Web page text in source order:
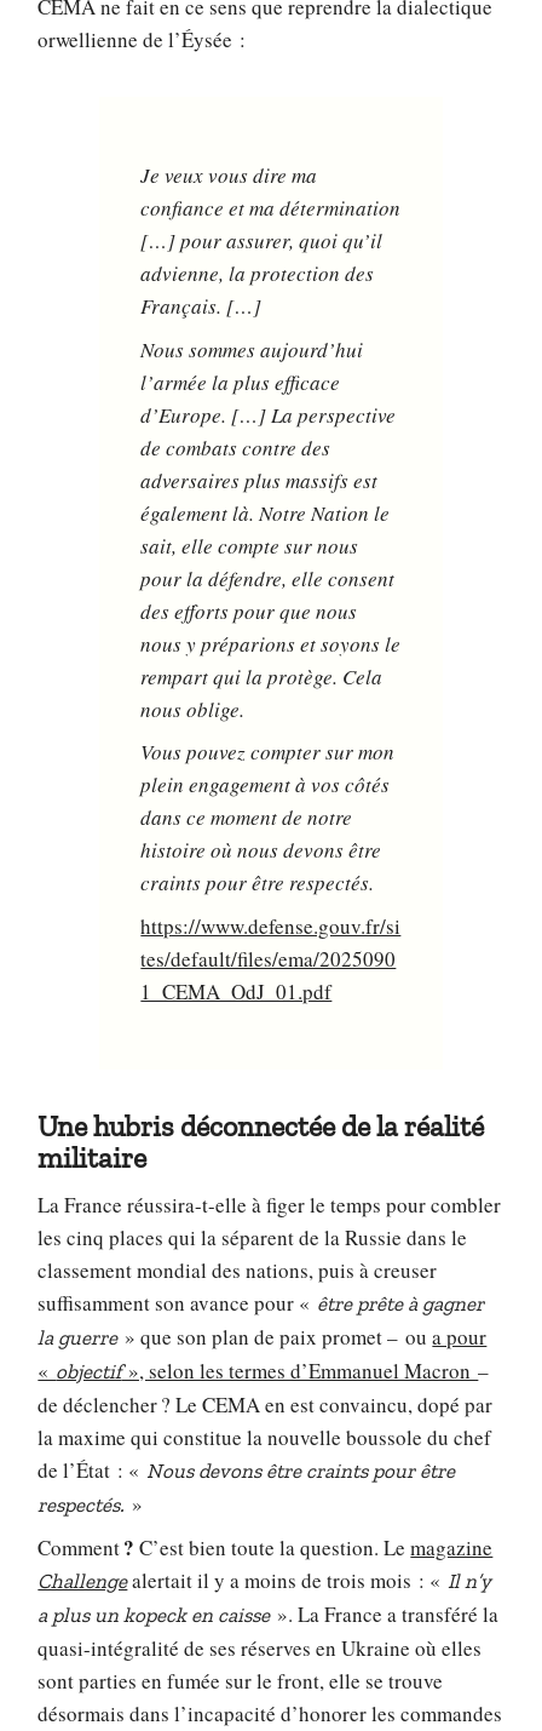
CEMA ne fait en ce sens que reprendre la dialectique
orwellienne de l’Éysée :
Je veux vous dire ma
confiance et ma détermination
[…] pour assurer, quoi qu’il
advienne, la protection des
Français. […]
Nous sommes aujourd’hui
l’armée la plus efficace
d’Europe. […] La perspective
de combats contre des
adversaires plus massifs est
également là. Notre Nation le
sait, elle compte sur nous
pour la défendre, elle consent
des efforts pour que nous
nous y préparions et soyons le
rempart qui la protège. Cela
nous oblige.
Vous pouvez compter sur mon
plein engagement à vos côtés
dans ce moment de notre
histoire où nous devons être
craints pour être respectés.
https://www.defense.gouv.fr/si
tes/default/files/ema/2025090
1_CEMA_OdJ_01.pdf
Une hubris déconnectée de la réalité
militaire
La France réussira-t-elle à figer le temps pour combler
les cinq places qui la séparent de la Russie dans le
classement mondial des nations, puis à creuser
suffisamment son avance pour « être prête à gagner
la guerre» que son plan de paix promet – oua pour
« objectif», selon les termes d’Emmanuel Macron–
de déclencher ? Le CEMA en est convaincu, dopé par
la maxime qui constitue la nouvelle boussole du chef
de l’État : « Nous devons être craints pour être
respectés. »
Comment?C’est bien toute la question. Lemagazine
Challengealertait il y a moins de trois mois : «Il n’y
a plus un kopeck en caisse». La France a transféré la
quasi-intégralité de ses réserves en Ukraine où elles
sont parties en fumée sur le front, elle se trouve
désormais dans l’incapacité d’honorer les commandes